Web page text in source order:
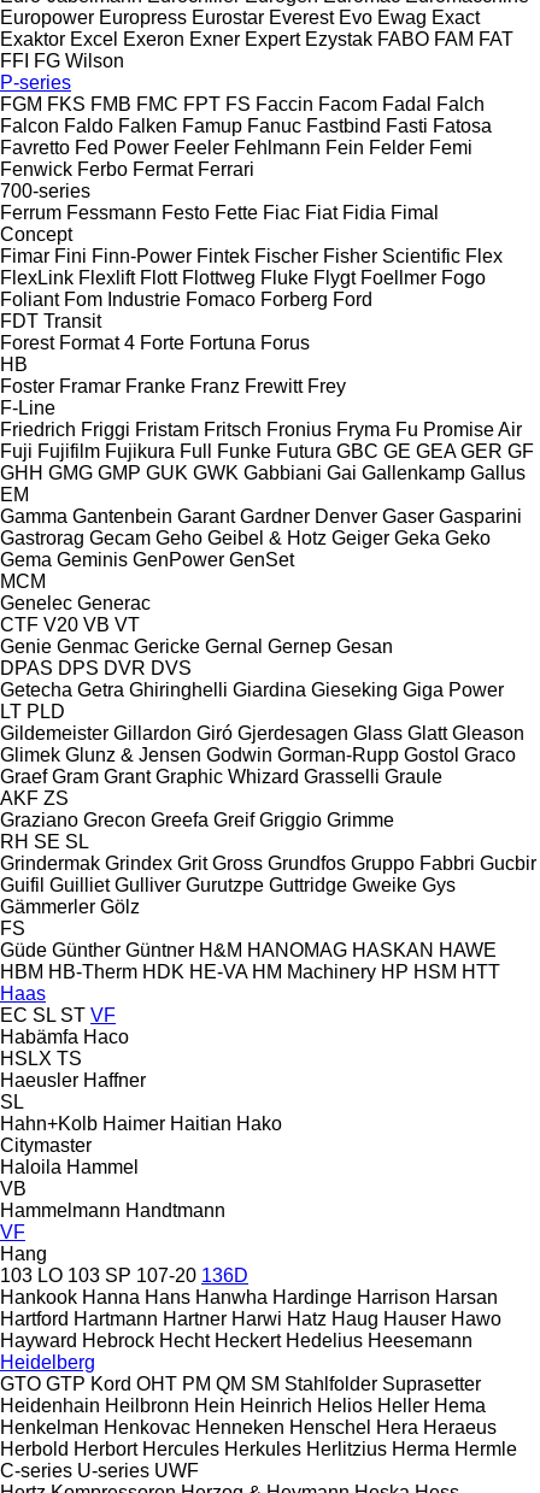
Europower Europress Eurostar Everest Evo Ewag Exact
Exaktor Excel Exeron Exner Expert Ezystak FABO FAM FAT
FFI FG Wilson
P-series
FGM FKS FMB FMC FPT FS Faccin Facom Fadal
Falch
Falcon Faldo Falken Famup Fanuc Fastbind Fasti Fatosa
Favretto Fed Power Feeler Fehlmann Fein Felder Femi
Fenwick Ferbo Fermat Ferrari
700-series
Ferrum Fessmann Festo Fette Fiac Fiat Fidia Fimal
Concept
Fimar Fini Finn-Power Fintek Fischer Fisher Scientific Flex
FlexLink Flexlift Flott Flottweg Fluke Flygt Foellmer Fogo
Foliant Fom Industrie Fomaco Forberg Ford
FDT Transit
Forest Format 4 Forte Fortuna Forus
HB
Foster Framar Franke Franz Frewitt Frey
F-Line
Friedrich Friggi Fristam Fritsch Fronius Fryma Fu Promise Air
Fuji Fujifilm Fujikura Full Funke Futura GBC GE GEA GER GF
GHH GMG GMP GUK GWK Gabbiani Gai Gallenkamp Gallus
EM
Gamma Gantenbein Garant Gardner Denver Gaser Gasparini
Gastrorag Gecam Geho Geibel & Hotz Geiger Geka Geko
Gema Geminis GenPower GenSet
MCM
Genelec Generac
CTF V20 VB VT
Genie Genmac Gericke Gernal Gernep Gesan
DPAS DPS DVR DVS
Getecha Getra Ghiringhelli Giardina Gieseking Giga Power
LT PLD
Gildemeister Gillardon Giró Gjerdesagen Glass Glatt Gleason
Glimek Glunz & Jensen Godwin Gorman-Rupp Gostol Graco
Graef Gram Grant Graphic Whizard Grasselli Graule
AKF ZS
Graziano Grecon Greefa Greif Griggio Grimme
RH SE SL
Grindermak Grindex Grit Gross Grundfos Gruppo Fabbri Gucbir
Guifil Guilliet Gulliver Gurutzpe Guttridge Gweike Gys
Gämmerler Gölz
FS
Güde Günther Güntner H&M HANOMAG HASKAN HAWE
HBM HB‑Therm HDK HE-VA HM Machinery HP HSM HTT
Haas
EC SL ST VF
Habämfa Haco
HSLX TS
Haeusler Haffner
SL
Hahn+Kolb Haimer Haitian Hako
Citymaster
Haloila Hammel
VB
Hammelmann Handtmann
VF
Hang
103 LO 103 SP 107-20 136D
Hankook Hanna Hans Hanwha Hardinge Harrison Harsan
Hartford Hartmann Hartner Harwi Hatz Haug Hauser Hawo
Hayward Hebrock Hecht Heckert Hedelius Heesemann
Heidelberg
GTO GTP Kord OHT PM QM SM Stahlfolder Suprasetter
Heidenhain Heilbronn Hein Heinrich Helios Heller Hema
Henkelman Henkovac Henneken Henschel Hera Heraeus
Herbold Herbort Hercules Herkules Herlitzius Herma Hermle
C-series U-series UWF